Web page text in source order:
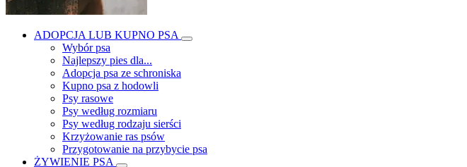
ADOPCJA LUB KUPNO PSA
Wybór psa
Najlepszy pies dla...
Adopcja psa ze schroniska
Kupno psa z hodowli
Psy rasowe
Psy według rozmiaru
Psy według rodzaju sierści
Krzyżowanie ras psów
Przygotowanie na przybycie psa
ŻYWIENIE PSA